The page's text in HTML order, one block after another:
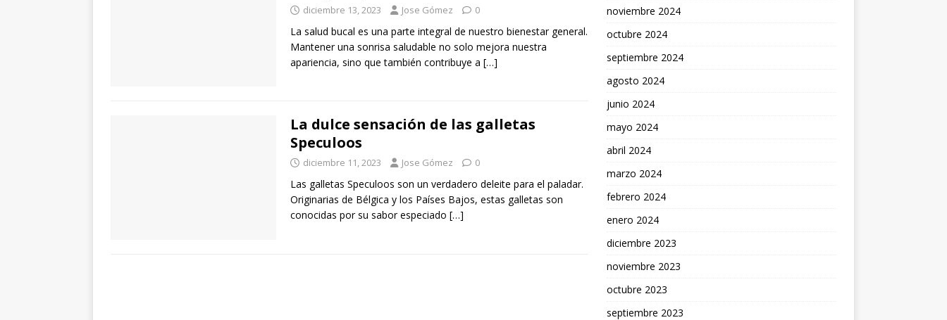
diciembre 13, 2023 Jose Gómez 0
La salud bucal es una parte integral de nuestro bienestar general.
Mantener una sonrisa saludable no solo mejora nuestra
apariencia, sino que también contribuye a […]
La dulce sensación de las galletas
Speculoos
diciembre 11, 2023 Jose Gómez 0
Las galletas Speculoos son un verdadero deleite para el paladar.
Originarias de Bélgica y los Países Bajos, estas galletas son
conocidas por su sabor especiado […]
noviembre 2024
octubre 2024
septiembre 2024
agosto 2024
junio 2024
mayo 2024
abril 2024
marzo 2024
febrero 2024
enero 2024
diciembre 2023
noviembre 2023
octubre 2023
septiembre 2023